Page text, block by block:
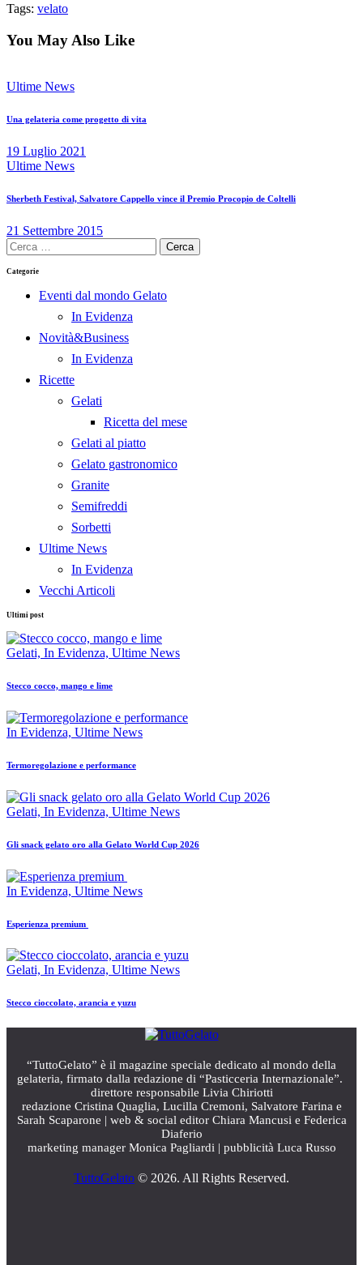
Tags: velato
You May Also Like
Ultime News
Una gelateria come progetto di vita
19 Luglio 2021
Ultime News
Sherbeth Festival, Salvatore Cappello vince il Premio Procopio de Coltelli
21 Settembre 2015
Ricerca
per:
Categorie
Eventi dal mondo Gelato
In Evidenza
Novità&Business
In Evidenza
Ricette
Gelati
Ricetta del mese
Gelati al piatto
Gelato gastronomico
Granite
Semifreddi
Sorbetti
Ultime News
In Evidenza
Vecchi Articoli
Ultimi post
Gelati, In Evidenza, Ultime News
Stecco cocco, mango e lime
In Evidenza, Ultime News
Termoregolazione e performance
Gelati, In Evidenza, Ultime News
Gli snack gelato oro alla Gelato World Cup 2026
In Evidenza, Ultime News
Esperienza premium
Gelati, In Evidenza, Ultime News
Stecco cioccolato, arancia e yuzu
“TuttoGelato” è il magazine speciale dedicato al mondo della
gelateria, firmato dalla redazione di “Pasticceria Internazionale”.
direttore responsabile Livia Chiriotti
redazione Cristina Quaglia, Lucilla Cremoni, Salvatore Farina e
Sarah Scaparone | web & social editor Chiara Mancusi e Federica
Diaferio
marketing manager Monica Pagliardi | pubblicità Luca Russo
TuttoGelato © 2026. All Rights Reserved.